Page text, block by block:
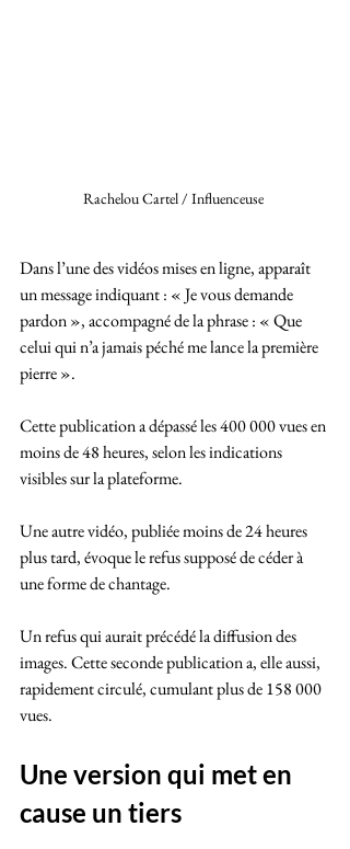
Rachelou Cartel / Influenceuse
Dans l’une des vidéos mises en ligne, apparaît
un message indiquant : « Je vous demande
pardon », accompagné de la phrase : « Que
celui qui n’a jamais péché me lance la première
pierre ».
Cette publication a dépassé les 400 000 vues en
moins de 48 heures, selon les indications
visibles sur la plateforme.
Une autre vidéo, publiée moins de 24 heures
plus tard, évoque le refus supposé de céder à
une forme de chantage.
Un refus qui aurait précédé la diffusion des
images. Cette seconde publication a, elle aussi,
rapidement circulé, cumulant plus de 158 000
vues.
Une version qui met en
cause un tiers